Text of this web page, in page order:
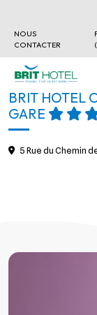
NOUS
CONTACTER
BRIT HOTEL
GARE
5 Rue du Chemin